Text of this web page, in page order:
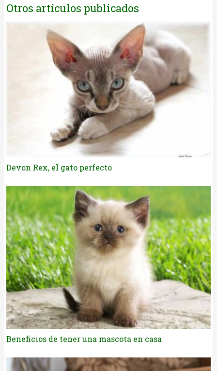
Otros artículos publicados
Devon Rex, el gato perfecto
Beneficios de tener una mascota en casa